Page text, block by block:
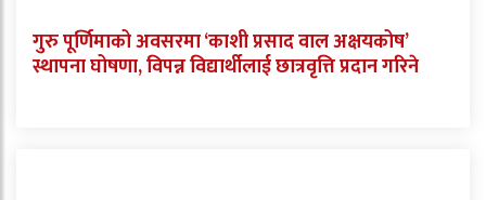
गुरु पूर्णिमाको अवसरमा ‘काशी प्रसाद वाल अक्षयकोष’
स्थापना घोषणा, विपन्न विद्यार्थीलाई छात्रवृत्ति प्रदान गरिने